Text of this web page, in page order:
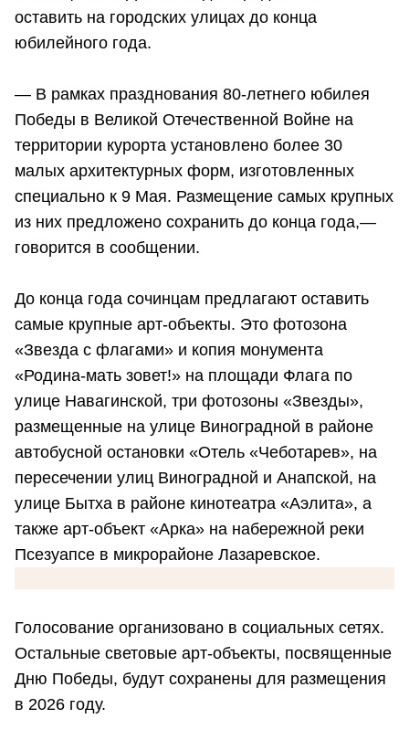
оставить на городских улицах до конца
юбилейного года.
— В рамках празднования 80-летнего юбилея
Победы в Великой Отечественной Войне на
территории курорта установлено более 30
малых архитектурных форм, изготовленных
специально к 9 Мая. Размещение самых крупных
из них предложено сохранить до конца года,—
говорится в сообщении.
До конца года сочинцам предлагают оставить
самые крупные арт-объекты. Это фотозона
«Звезда с флагами» и копия монумента
«Родина-мать зовет!» на площади Флага по
улице Навагинской, три фотозоны «Звезды»,
размещенные на улице Виноградной в районе
автобусной остановки «Отель «Чеботарев», на
пересечении улиц Виноградной и Анапской, на
улице Бытха в районе кинотеатра «Аэлита», а
также арт-объект «Арка» на набережной реки
Псезуапсе в микрорайоне Лазаревское.
Голосование организовано в социальных сетях.
Остальные световые арт-объекты, посвященные
Дню Победы, будут сохранены для размещения
в 2026 году.